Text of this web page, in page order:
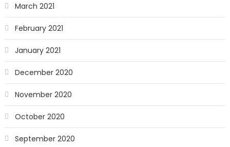
March 2021
February 2021
January 2021
December 2020
November 2020
October 2020
September 2020